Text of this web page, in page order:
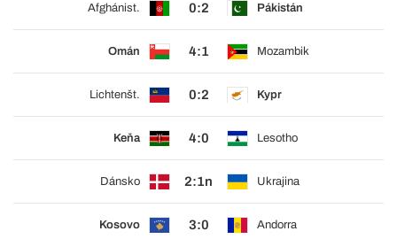
Afghánist. 0:2 Pákistán
Omán 4:1 Mozambik
Lichtenšt. 0:2 Kypr
Keňa 4:0 Lesotho
Dánsko 2:1n Ukrajina
Kosovo 3:0 Andorra